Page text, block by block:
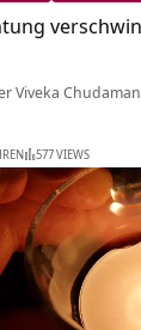
Viveka
577 VIEWS